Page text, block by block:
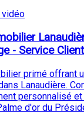
vidéo
- Service
primé offrant
Lanaudière.
personnalisé
d'or du